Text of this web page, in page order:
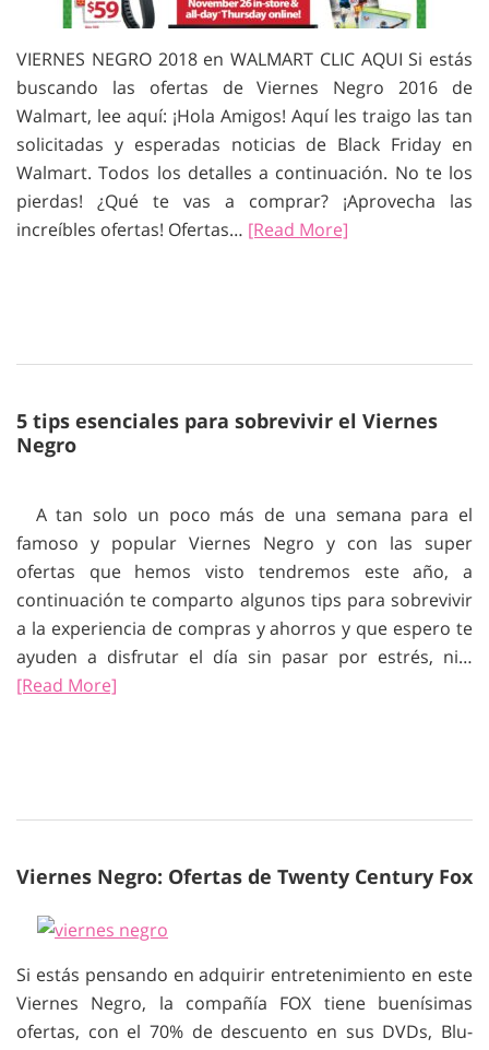
VIERNES NEGRO 2018 en WALMART CLIC AQUI Si estás
buscando las ofertas de Viernes Negro 2016 de
Walmart, lee aquí: ¡Hola Amigos! Aquí les traigo las tan
solicitadas y esperadas noticias de Black Friday en
Walmart. Todos los detalles a continuación. No te los
pierdas! ¿Qué te vas a comprar? ¡Aprovecha las
increíbles ofertas! Ofertas… [Read More]
5 tips esenciales para sobrevivir el Viernes
Negro
A tan solo un poco más de una semana para el
famoso y popular Viernes Negro y con las super
ofertas que hemos visto tendremos este año, a
continuación te comparto algunos tips para sobrevivir
a la experiencia de compras y ahorros y que espero te
ayuden a disfrutar el día sin pasar por estrés, ni…
[Read More]
Viernes Negro: Ofertas de Twenty Century Fox
Si estás pensando en adquirir entretenimiento en este
Viernes Negro, la compañía FOX tiene buenísimas
ofertas, con el 70% de descuento en sus DVDs, Blu-